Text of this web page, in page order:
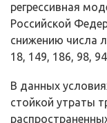
регрессивная
Российской
снижению числа
18, 149, 186, 98,
В данных
стойкой утраты